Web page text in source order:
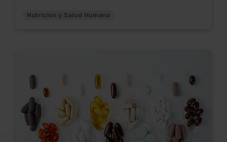
las pantallas en la salud ocular, el desarrollo
cognitivo, la concentración y el bienestar
emocional.
Nutrición y Salud Humana